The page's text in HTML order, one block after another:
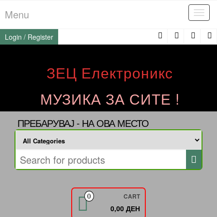
to
the
content
Menu
Login / Register
ЗЕЦ Електроникс
МУЗИКА ЗА СИТЕ !
ПРЕБАРУВАЈ - НА ОВА МЕСТО
0 CART
0,00 ДЕН